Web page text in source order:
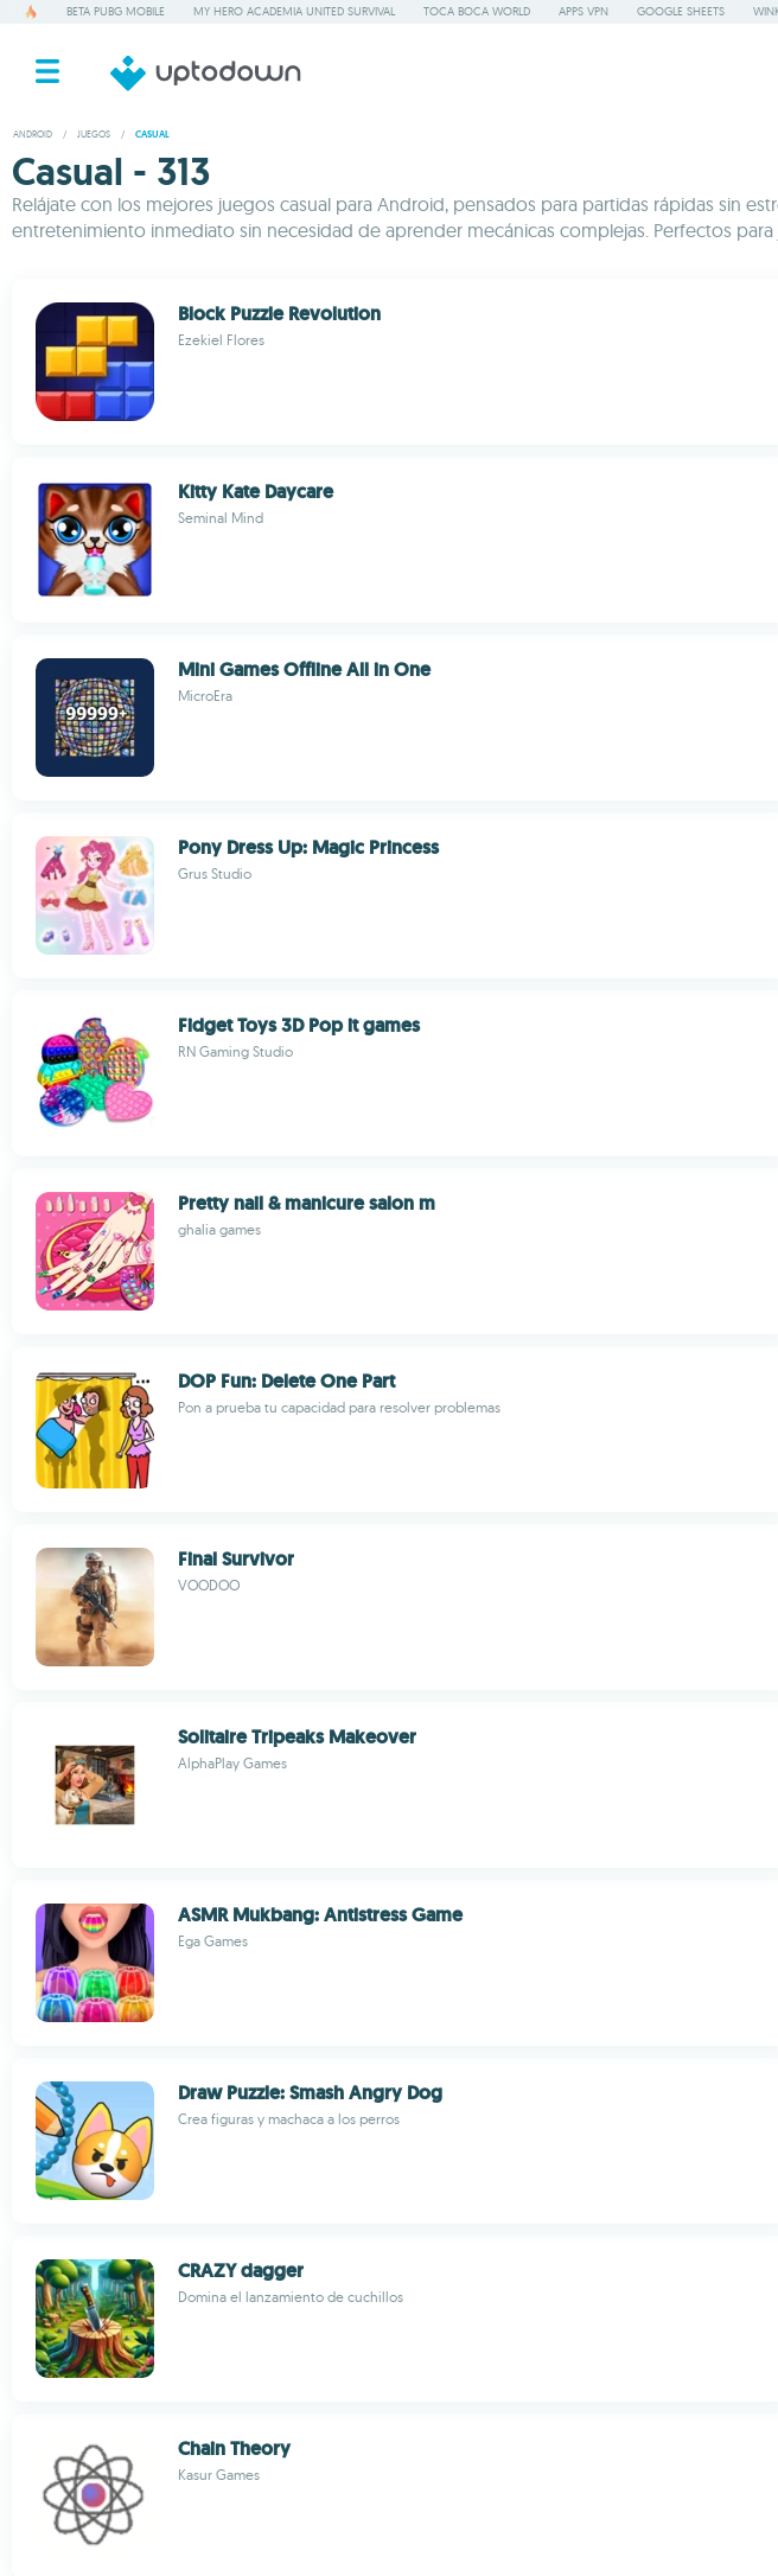
BETA PUBG MOBILE MY HERO ACADEMIA UNITED SURVIVAL TOCA BOCA WORLD APPS VPN GOOGLE SHEETS
ANDROID / JUEGOS / CASUAL
Casual - 313
Relájate con los mejores juegos casual para Android, pensados para partidas rápidas sin
entretenimiento inmediato sin necesidad de aprender mecánicas complejas. Perfectos
Block Puzzle Revolution
Ezekiel Flores
Kitty Kate Daycare
Seminal Mind
Mini Games Offline All in One
MicroEra
Pony Dress Up: Magic Princess
Grus Studio
Fidget Toys 3D Pop it games
RN Gaming Studio
Pretty nail & manicure salon m
ghalia games
DOP Fun: Delete One Part
Pon a prueba tu capacidad para resolver problemas
Final Survivor
VOODOO
Solitaire Tripeaks Makeover
AlphaPlay Games
ASMR Mukbang: Antistress Game
Ega Games
Draw Puzzle: Smash Angry Dog
Crea figuras y machaca a los perros
CRAZY dagger
Domina el lanzamiento de cuchillos
Chain Theory
Kasur Games